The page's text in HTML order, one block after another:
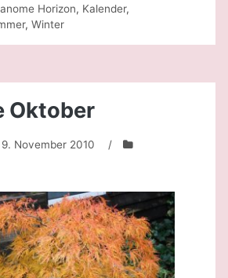
Horizon, Kalender,
, Winter
Oktober
9. November 2010
/